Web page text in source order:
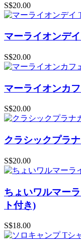
S$20.00
マーライオンデ
S$20.00
マーライオンカ
S$20.00
クラシックプラ
S$20.00
ちょいワルマー
ト付き)
S$18.00